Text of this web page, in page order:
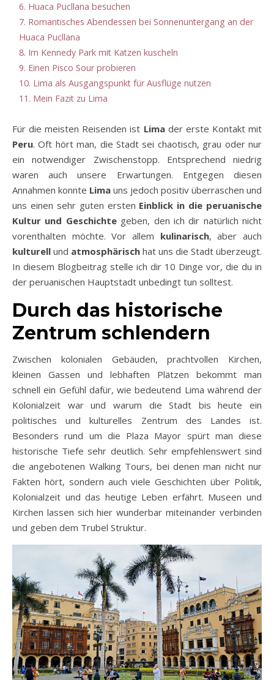
6. Huaca Pucllana besuchen
7. Romantisches Abendessen bei Sonnenuntergang an der
Huaca Pucllana
8. Im Kennedy Park mit Katzen kuscheln
9. Einen Pisco Sour probieren
10. Lima als Ausgangspunkt für Ausflüge nutzen
11. Mein Fazit zu Lima
Für die meisten Reisenden ist Limader erste Kontakt mit
Peru. Oft hört man, die Stadt sei chaotisch, grau oder nur
ein notwendiger Zwischenstopp. Entsprechend niedrig
waren auch unsere Erwartungen. Entgegen diesen
Annahmen konnte Lima uns jedoch positiv überraschen und
uns einen sehr guten ersten Einblick in die peruanische
Kultur und Geschichtegeben, den ich dir natürlich nicht
vorenthalten möchte. Vor allem kulinarisch, aber auch
kulturell und atmosphärisch hat uns die Stadt überzeugt.
In diesem Blogbeitrag stelle ich dir 10 Dinge vor, die du in
der peruanischen Hauptstadt unbedingt tun solltest.
Durch das historische
Zentrum schlendern
Zwischen kolonialen Gebäuden, prachtvollen Kirchen,
kleinen Gassen und lebhaften Plätzen bekommt man
schnell ein Gefühl dafür, wie bedeutend Lima während der
Kolonialzeit war und warum die Stadt bis heute ein
politisches und kulturelles Zentrum des Landes ist.
Besonders rund um die Plaza Mayor spürt man diese
historische Tiefe sehr deutlich. Sehr empfehlenswert sind
die angebotenen Walking Tours, bei denen man nicht nur
Fakten hört, sondern auch viele Geschichten über Politik,
Kolonialzeit und das heutige Leben erfährt. Museen und
Kirchen lassen sich hier wunderbar miteinander verbinden
und geben dem Trubel Struktur.